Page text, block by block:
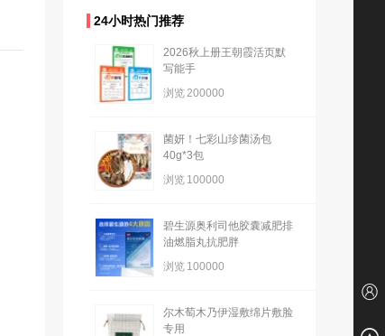
24小时热门推荐
2026秋上册王朝霞活页默
写能手
浏览200000
菌妍！七彩山珍菌汤包
40g*3包
浏览 100000
碧生源奥利司他胶囊减肥排
油燃脂丸抗肥胖
浏览 100000
尔木萄木乃伊湿敷绵片敷脸
专用